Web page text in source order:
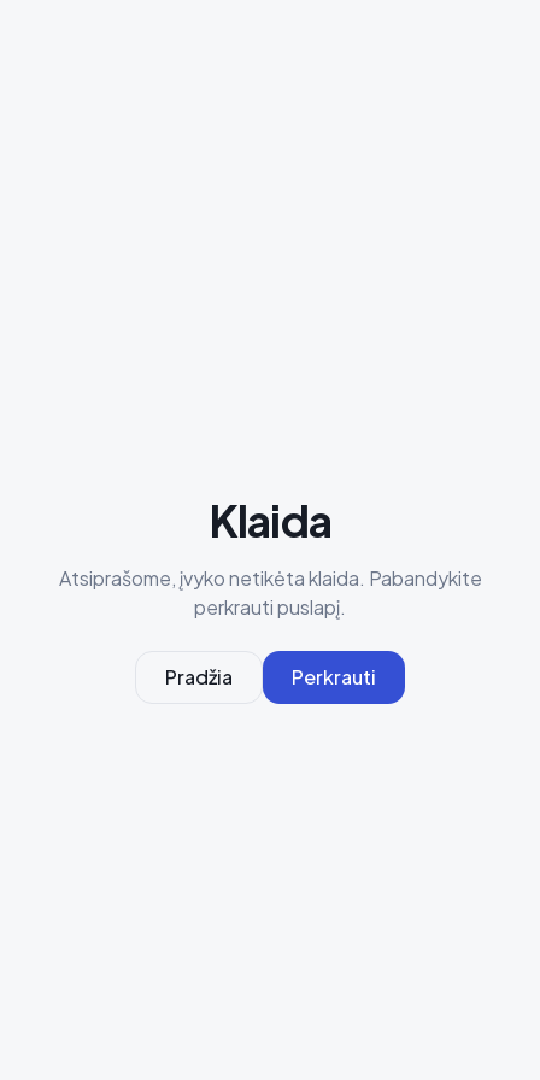
Klaida
Atsiprašome, įvyko netikėta klaida. Pabandykite
perkrauti puslapį.
Pradžia Perkrauti